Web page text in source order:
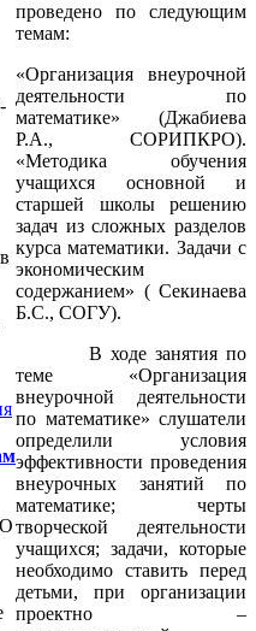
проведено по следующим
темам:
«Организация внеурочной
деятельности по
математике» (Джабиева
Р.А., СОРИПКРО).
«Методика обучения
учащихся основной и
старшей школы решению
задач из сложных разделов
курса математики. Задачи с
экономическим
содержанием» ( Секинаева
Б.С., СОГУ).
В ходе занятия по
теме «Организация
внеурочной деятельности
по математике» слушатели
определили условия
эффективности проведения
внеурочных занятий по
математике; черты
творческой деятельности
учащихся; задачи, которые
необходимо ставить перед
детьми, при организации
проектно –